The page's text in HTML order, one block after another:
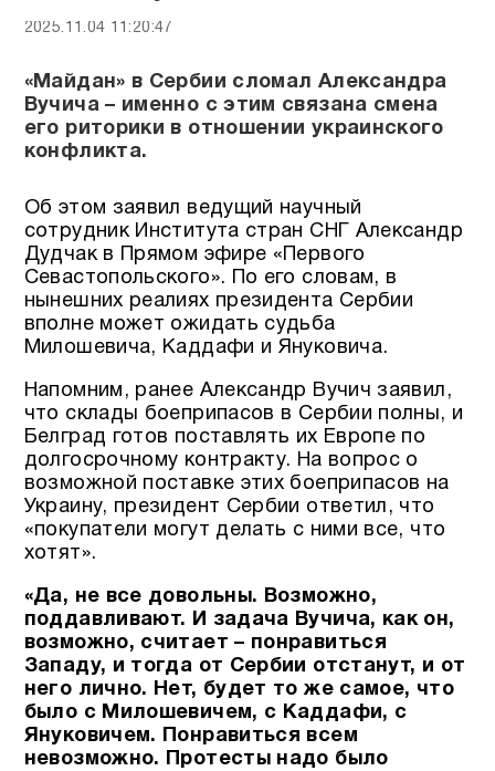
2025.11.04 11:20:47
«Майдан» в Сербии сломал Александра
Вучича – именно с этим связана смена
его риторики в отношении украинского
конфликта.
Об этом заявил ведущий научный
сотрудник Института стран СНГ Александр
Дудчак в Прямом эфире «Первого
Севастопольского». По его словам, в
нынешних реалиях президента Сербии
вполне может ожидать судьба
Милошевича, Каддафи и Януковича.
Напомним, ранее Александр Вучич заявил,
что склады боеприпасов в Сербии полны, и
Белград готов поставлять их Европе по
долгосрочному контракту. На вопрос о
возможной поставке этих боеприпасов на
Украину, президент Сербии ответил, что
«покупатели могут делать с ними все, что
хотят».
«Да, не все довольны. Возможно,
поддавливают. И задача Вучича, как он,
возможно, считает – понравиться
Западу, и тогда от Сербии отстанут, и от
него лично. Нет, будет то же самое, что
было с Милошевичем, с Каддафи, с
Януковичем. Понравиться всем
невозможно. Протесты надо было